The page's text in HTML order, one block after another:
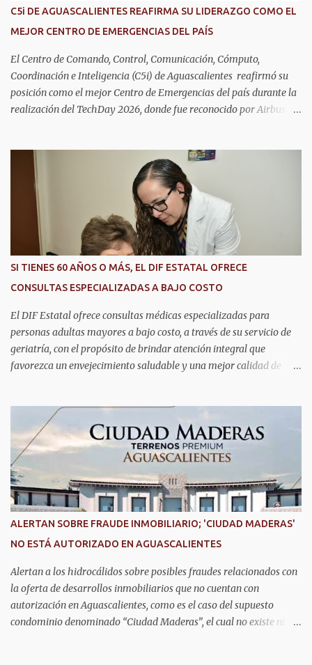
C5i DE AGUASCALIENTES REAFIRMA SU LIDERAZGO COMO EL
MEJOR CENTRO DE EMERGENCIAS DEL PAÍS
El Centro de Comando, Control, Comunicación, Cómputo,
Coordinación e Inteligencia (C5i) de Aguascalientes reafirmó su
posición como el mejor Centro de Emergencias del país durante la
realización del TechDay 2026, donde fue reconocido por Airbus
seguridad pública y la atención de emergencias. Este encuentro
reunió a autoridades, especialistas nacionales e internacionales y
representantes de instituciones de seguridad para intercambiar
conocimientos y conocer las tendencias más avanzadas en la
materia. La titular del C5i, Michelle Olmos Álvarez, señaló que este
reconocimiento es resultado de la capacidad operativa, la
infraestructura tecnológica de vanguardia y los modelos
innovadores de coordinación institucional que distinguen al C5i de
Aguascalientes, posicionándose como un referente nacional en
materia de atención de emergencias. "Bajo el liderazgo de la
SI TIENES 60 AÑOS O MÁS, EL DIF ESTATAL OFRECE
CONSULTAS ESPECIALIZADAS A BAJO COSTO
El DIF Estatal ofrece consultas médicas especializadas para
personas adultas mayores a bajo costo, a través de su servicio de
geriatría, con el propósito de brindar atención integral que
favorezca un envejecimiento saludable y una mejor calidad de
fundamentalmente en la prevención, el diagnóstico y tratamiento
de las enfermedades más comunes en las personas mayores de 60
años, como diabetes, hipertensión, deterioro cognitivo y
alzhéimer, entre otros padecimientos. "Nuestros adultos mayores
son el corazón de muchas familias y merecen todo nuestro respeto,
cuidado y reconocimiento; por eso, en el DIF Estatal impulsamos
servicios que les ayuden a cuidar su salud y a vivir esta etapa con
la atención y el acompañamiento que necesitan", señaló la
presidenta del DIF Estatal. Para acceder al servicio, las y los
interesados deben acudir a la Dirección de Servi...
ALERTAN SOBRE FRAUDE INMOBILIARIO; 'CIUDAD MADERAS'
NO ESTÁ AUTORIZADO EN AGUASCALIENTES
Alertan a los hidrocálidos sobre posibles fraudes relacionados con
la oferta de desarrollos inmobiliarios que no cuentan con
autorización en Aguascalientes, como es el caso del supuesto
condominio denominado “Ciudad Maderas”, el cual no existe ni